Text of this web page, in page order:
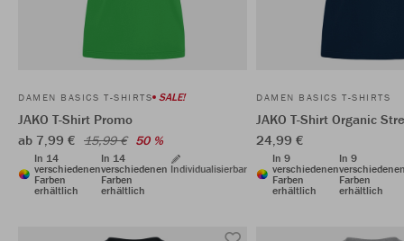
DAMEN BASICS T-SHIRTS SALE!
JAKO T-Shirt Promo
ab 7,99 € 15,99 € 50 %
In 14
verschiedenen
Farben
erhältlich
In 14
verschiedenen
Farben
erhältlich
Individualisierbar
DAMEN BASICS T-SHIRTS
JAKO T-Shirt Organic
24,99 €
In 9
verschiedenen
Farben
erhältlich
In 9
Farben
erhältlich